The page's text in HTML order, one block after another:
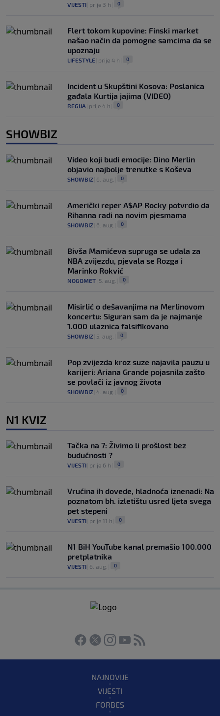
VIJESTI prije 3 h 0
Flert tokom kupovine: Finski market
našao način da pomogne samcima da se
upoznaju
LIFESTYLE prije 4 h 0
Incident u Skupštini Kosova: Poslanica
gađala Kurtija jajima (VIDEO)
REGIJA prije 4 h 0
SHOWBIZ
Video koji budi emocije: Dino Merlin
objavio najbolje trenutke s Koševa
SHOWBIZ 6. aug. 0
Američki reper A$AP Rocky potvrdio da
Rihanna radi na novim pjesmama
SHOWBIZ 6. aug. 0
Bivša Mamićeva supruga se udala za
NBA zvijezdu, pjevala se Rozga i
Marinko Rokvić
NOGOMET 5. aug. 0
Misirlić o dešavanjima na Merlinovom
koncertu: Siguran sam da je najmanje
1.000 ulaznica falsifikovano
SHOWBIZ 5. aug. 0
Pop zvijezda kroz suze najavila pauzu u
karijeri: Ariana Grande pojasnila zašto
se povlači iz javnog života
SHOWBIZ 4. aug. 0
N1 KVIZ
Tačka na 7: Živimo li prošlost bez
budućnosti ?
VIJESTI prije 6 h 0
Vrućina ih dovede, hladnoća iznenadi: Na
poznatom bh. izletištu usred ljeta svega
pet stepeni
VIJESTI prije 11 h 0
N1 BiH YouTube kanal premašio 100.000
pretplatnika
VIJESTI 6. aug. 0
NAJNOVIJE
VIJESTI
FORBES